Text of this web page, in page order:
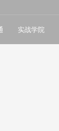
实战学院